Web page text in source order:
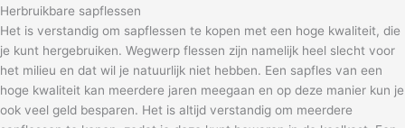
Herbruikbare sapflessen
Het is verstandig om sapflessen te kopen met een hoge kwaliteit, die
je kunt hergebruiken. Wegwerp flessen zijn namelijk heel slecht voor
het milieu en dat wil je natuurlijk niet hebben. Een sapfles van een
hoge kwaliteit kan meerdere jaren meegaan en op deze manier kun je
ook veel geld besparen. Het is altijd verstandig om meerdere